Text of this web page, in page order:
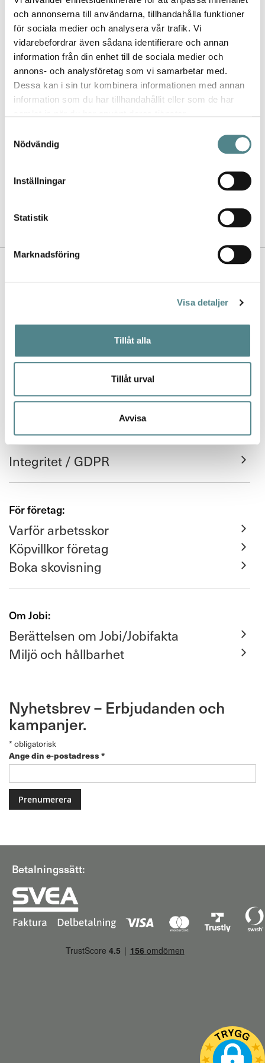
och annonserna till användarna, tillhandahålla funktioner
för sociala medier och analysera vår trafik. Vi
vidarebefordrar även sådana identifierare och annan
information från din enhet till de sociala medier och
annons- och analysföretag som vi samarbetar med.
Dessa kan i sin tur kombinera informationen med annan
information som du har tillhandahållit eller som de har
Nödvändig
Inställningar
Statistik
Marknadsföring
Visa detaljer
Tillåt alla
Tillåt urval
Avvisa
Recenserad avTor
den
2012-02-05
Jag rekommenderar Jobi för
Nyhetsbrev
FAQ
Leverans och retur
Integritet / GDPR
För företag:
Varför arbetsskor
Köpvillkor företag
Boka skovisning
Om Jobi:
Berättelsen om Jobi/Jobifakta
Miljö och hållbarhet
Nyhetsbrev – Erbjudanden och
kampanjer.
* obligatorisk
Ange din e-postadress *
Betalningssätt: